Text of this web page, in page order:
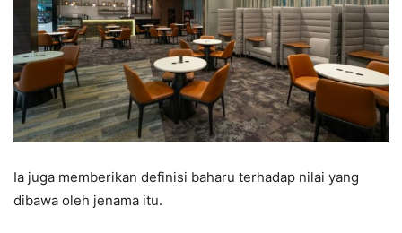
Ia juga memberikan definisi baharu terhadap nilai yang
dibawa oleh jenama itu.